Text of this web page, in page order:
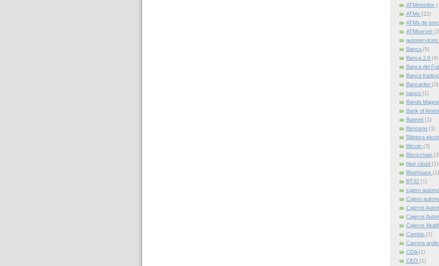
ATMmonitor
ATMs (22)
ATMs de
ATMserver
autoservicios
Banca (5)
Banca 2.0 (4)
Banca del
Banca
Bancaribe (3)
banco (1)
Banda
Bank of
Banred (1)
Benceno (1)
Billetera
Bitcoin (3)
Blockchain
blue cloud (1)
Bluehouse (1)
BT32 (1)
cajero
Cajero
Cajeros
Cajeros
Cajeros
Cambio (1)
Carrera
CDA(1)
CEO (1)